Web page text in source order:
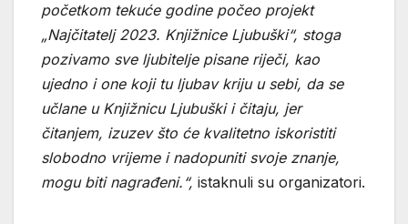
početkom tekuće godine počeo projekt
„Najčitatelj 2023. Knjižnice Ljubuški“, stoga
pozivamo sve ljubitelje pisane riječi, kao
ujedno i one koji tu ljubav kriju u sebi, da se
učlane u Knjižnicu Ljubuški i čitaju, jer
čitanjem, izuzev što će kvalitetno iskoristiti
slobodno vrijeme i nadopuniti svoje znanje,
mogu biti nagrađeni.“, istaknuli su organizatori.